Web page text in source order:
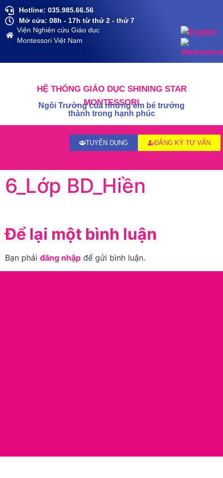
Hotline: 035.985.66.56
Mở cửa: 08h - 17h từ thứ 2 - thứ 7
Viện Nghiên cứu Giáo dục
Montessori Việt Nam
HỆ THỐNG GIÁO DỤC SHINING STAR
MONTESSORI
Ngôi Trường của những em bé trưởng
thành trong hạnh phúc
ĐĂNG KÝ TƯ VẤN
TUYỂN DỤNG
6_Lớp BD_Hiền
Để lại một bình luận
Bạn phải đăng nhập để gửi bình luận.